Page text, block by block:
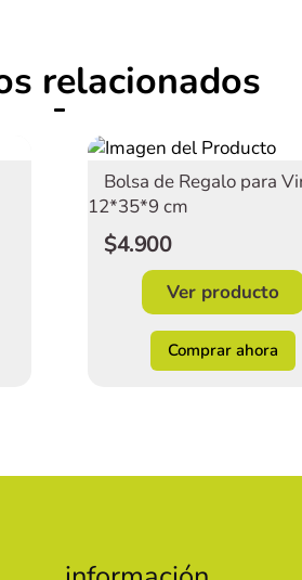
relacionados
Bolsa de Regalo para
12*35*9 cm
$4.900
Ver producto
Comprar ahora